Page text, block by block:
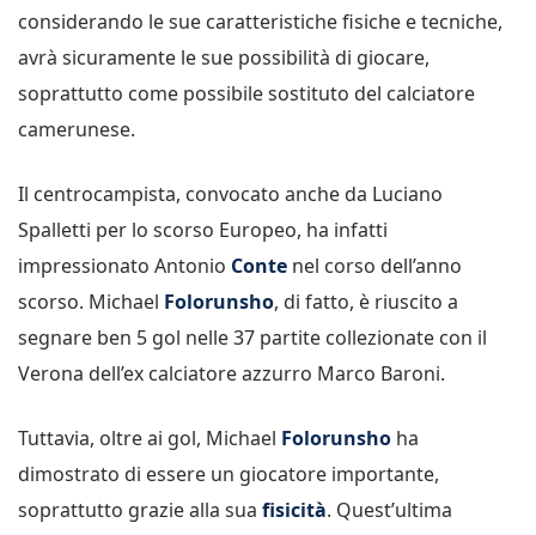
considerando le sue caratteristiche fisiche e tecniche,
avrà sicuramente le sue possibilità di giocare,
soprattutto come possibile sostituto del calciatore
camerunese.
Il centrocampista, convocato anche da Luciano
Spalletti per lo scorso Europeo, ha infatti
impressionato Antonio Conte nel corso dell’anno
scorso. Michael Folorunsho, di fatto, è riuscito a
segnare ben 5 gol nelle 37 partite collezionate con il
Verona dell’ex calciatore azzurro Marco Baroni.
Tuttavia, oltre ai gol, Michael Folorunsho ha
dimostrato di essere un giocatore importante,
soprattutto grazie alla sua fisicità. Quest’ultima